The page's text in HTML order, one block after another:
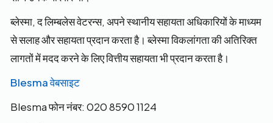
ब्लेस्मा, द लिम्बलेस वेटरन्स, अपने स्थानीय सहायता अधिकारियों के माध्यम
से सलाह और सहायता प्रदान करता है। ब्लेस्मा विकलांगता की अतिरिक्त
लागतों में मदद करने के लिए वित्तीय सहायता भी प्रदान करता है।
Blesma वेबसाइट
Blesma फोन नंबर: 020 8590 1124